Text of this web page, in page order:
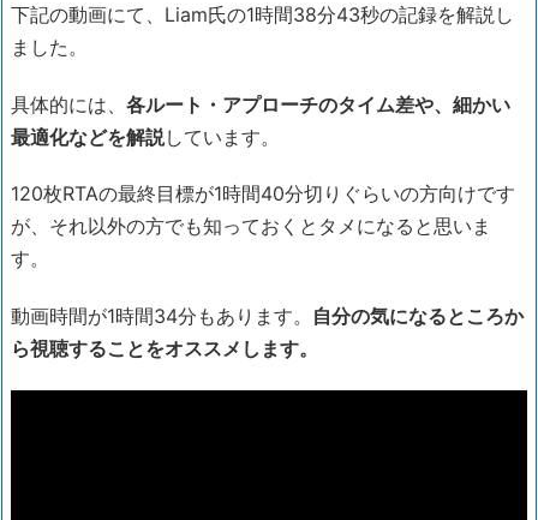
下記の動画にて、Liam氏の1時間38分43秒の記録を解説し
ました。
具体的には、 各ルート・アプローチのタイム差や、細かい
最適化などを解説しています。
120枚RTAの最終目標が1時間40分切りぐらいの方向けです
が、それ以外の方でも知っておくとタメになると思いま
す。
動画時間が1時間34分もあります。 自分の気になるところか
ら視聴することをオススメします。